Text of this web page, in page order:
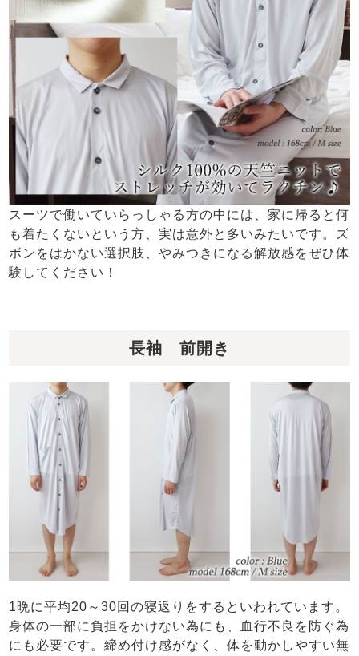
スーツで働いていらっしゃる方の中には、家に帰ると何
も着たくないという方、実は意外と多いみたいです。ズ
ボンをはかない選択肢、やみつきになる解放感をぜひ体
験してください！
長袖 前開き
1晩に平均20～30回の寝返りをするといわれています。
身体の一部に負担をかけない為にも、血行不良を防ぐ為
にも必要です。締め付け感がなく、体を動かしやすい無